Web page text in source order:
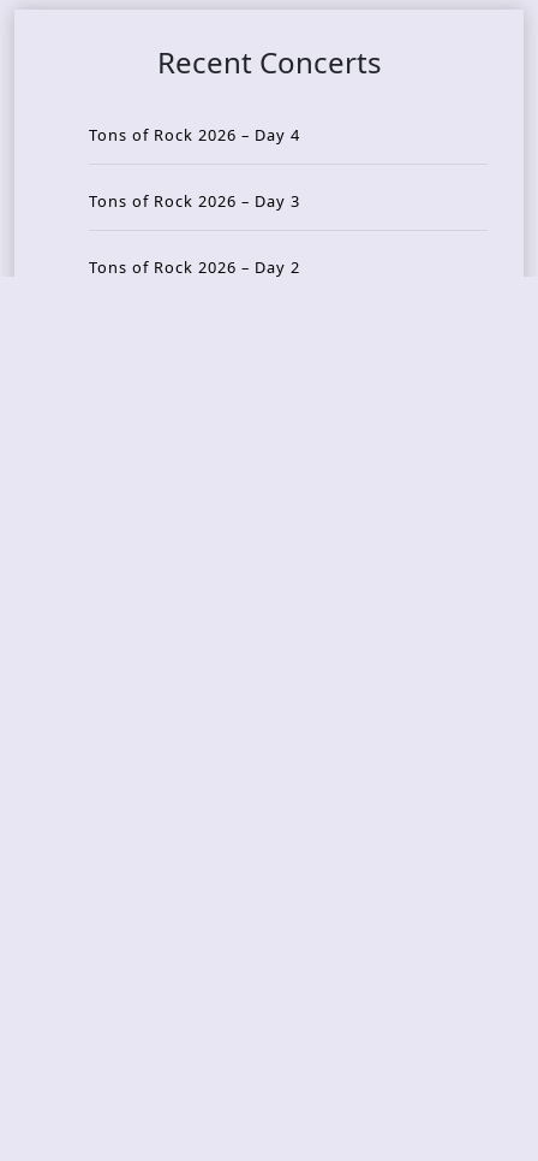
Recent Concerts
Tons of Rock 2026 – Day 4
Tons of Rock 2026 – Day 3
Tons of Rock 2026 – Day 2